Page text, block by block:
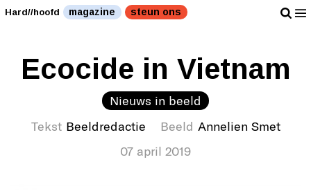
Hard//hoofd magazine steun ons
Ecocide in Vietnam
Nieuws in beeld
Tekst Beeldredactie Beeld Annelien Smet
07 april 2019